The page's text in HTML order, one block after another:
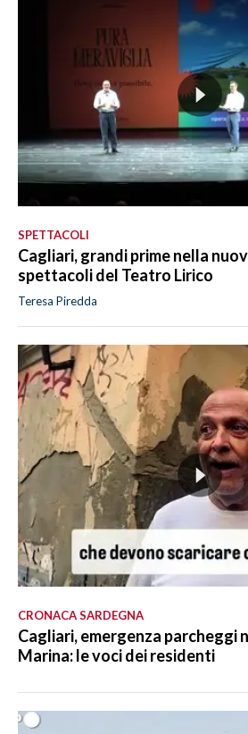
SPETTACOLI
Cagliari, grandi prime nella
spettacoli del Teatro Lirico
Teresa Piredda
CRONACA SARDEGNA
Cagliari, emergenza parcheggi
Marina: le voci dei residenti